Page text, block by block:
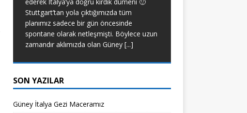
Stuttgart’tan yola çıktığımızda tüm
planımız sadece bir gün öncesinde
spontane olarak netleşmişti. Böylece uzun
zamandır aklımızda olan Güney [...]
SON YAZILAR
Güney İtalya Gezi Maceramız